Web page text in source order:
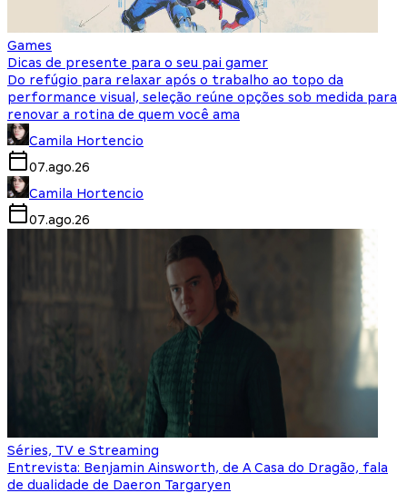
Games
Dicas de presente para o seu pai gamer
Do refúgio para relaxar após o trabalho ao topo da
performance visual, seleção reúne opções sob medida para
renovar a rotina de quem você ama
Camila Hortencio
07.ago.26
Camila Hortencio
07.ago.26
Séries, TV e Streaming
Entrevista: Benjamin Ainsworth, de A Casa do Dragão, fala
de dualidade de Daeron Targaryen